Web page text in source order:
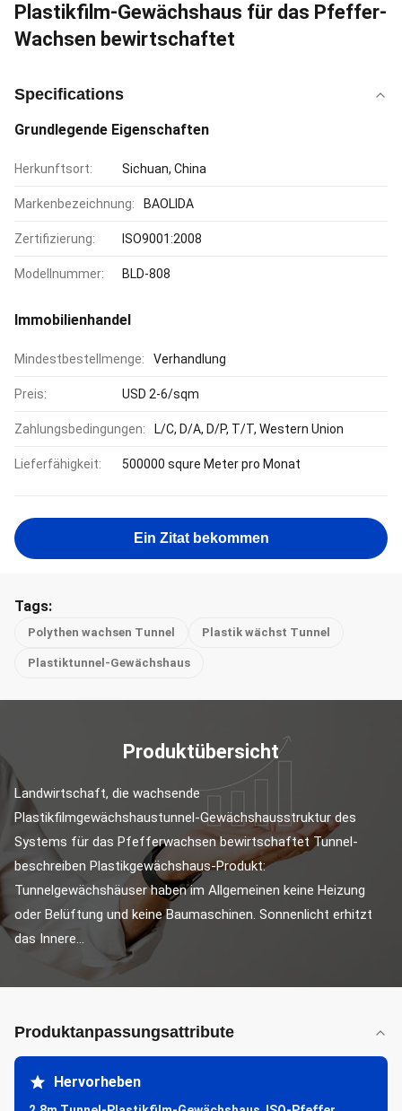
Plastikfilm-Gewächshaus für das Pfeffer-
Wachsen bewirtschaftet
Specifications
Grundlegende Eigenschaften
Herkunftsort: Sichuan, China
Markenbezeichnung: BAOLIDA
Zertifizierung: ISO9001:2008
Modellnummer: BLD-808
Immobilienhandel
Mindestbestellmenge: Verhandlung
Preis: USD 2-6/sqm
Zahlungsbedingungen: L/C, D/A, D/P, T/T, Western Union
Lieferfähigkeit: 500000 squre Meter pro Monat
Ein Zitat bekommen
Tags:
Polythen wachsen Tunnel Plastik wächst Tunnel
Plastiktunnel-Gewächshaus
Produktübersicht
Landwirtschaft, die wachsende
Plastikfilmgewächshaustunnel-Gewächshausstruktur des
Systems für das Pfefferwachsen bewirtschaftet Tunnel-
beschreiben Plastikgewächshaus-Produkt:
Tunnelgewächshäuser haben im Allgemeinen keine Heizung
oder Belüftung und keine Baumaschinen. Sonnenlicht erhitzt
das Innere...
Produktanpassungsattribute
Hervorheben